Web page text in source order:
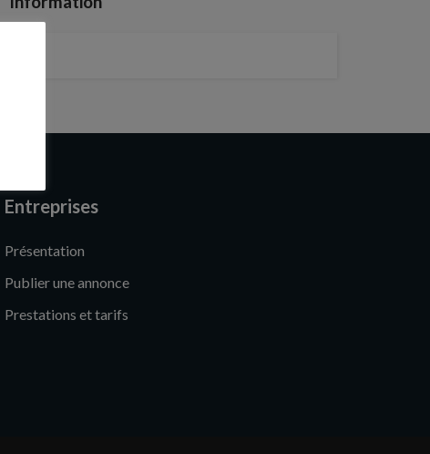
Entreprises
Présentation
Publier une annonce
Prestations et tarifs